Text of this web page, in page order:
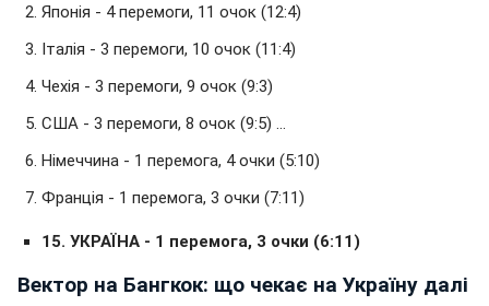
Японія - 4 перемоги, 11 очок (12:4)
Італія - 3 перемоги, 10 очок (11:4)
Чехія - 3 перемоги, 9 очок (9:3)
США - 3 перемоги, 8 очок (9:5) ...
Німеччина - 1 перемога, 4 очки (5:10)
Франція - 1 перемога, 3 очки (7:11)
15. УКРАЇНА - 1 перемога, 3 очки (6:11)
Вектор на Бангкок: що чекає на Україну далі